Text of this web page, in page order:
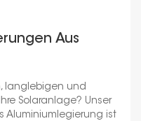
Aus
langlebigen und
Solaranlage? Unser
Aluminiumlegierung ist